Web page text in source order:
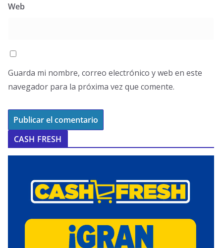
Web
Guarda mi nombre, correo electrónico y web en este
navegador para la próxima vez que comente.
CASH FRESH